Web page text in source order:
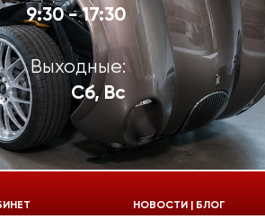
9:30 - 17:30
Выходные:
Сб, Вс
НОВОСТИ | БЛОГ